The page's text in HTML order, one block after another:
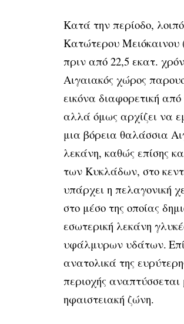
Κατά την περίοδο,
Κατώτερου Μειόκαινου
πριν από 22,5 εκατ.
Αιγαιακός χώρος
εικόνα διαφορετική
αλλά όμως αρχίζει να
μια βόρεια θαλάσσια
λεκάνη, καθώς επίσης
των Κυκλάδων, στο
υπάρχει η πελαγονική
στο μέσο της οποίας
εσωτερική λεκάνη
υφάλμυρων υδάτων.
ανατολικά της
περιοχής αναπτύσσεται
ηφαιστειακή ζώνη.